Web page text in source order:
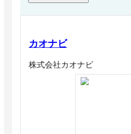
カオナビ
株式会社カオナビ